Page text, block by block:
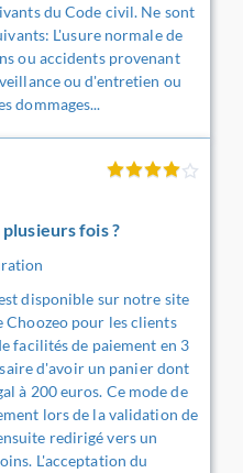
du Code civil. Ne sont
L'usure normale de
ou accidents provenant
ou d'entretien ou
dommages...
fois ?
disponible sur notre site
pour les clients
facilités de paiement en 3
d'avoir un panier dont
à 200 euros. Ce mode de
lors de la validation de
redirigé vers un
L'acceptation du